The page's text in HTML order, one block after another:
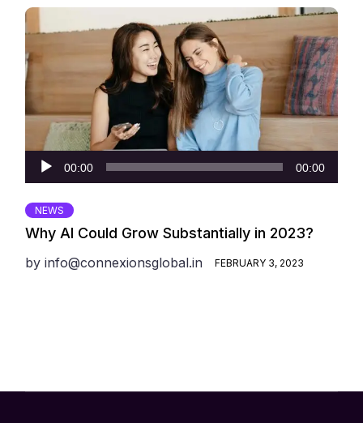
Audio
Player
00:00 00:00
NEWS
Why AI Could Grow Substantially in 2023?
by info@connexionsglobal.in FEBRUARY 3, 2023